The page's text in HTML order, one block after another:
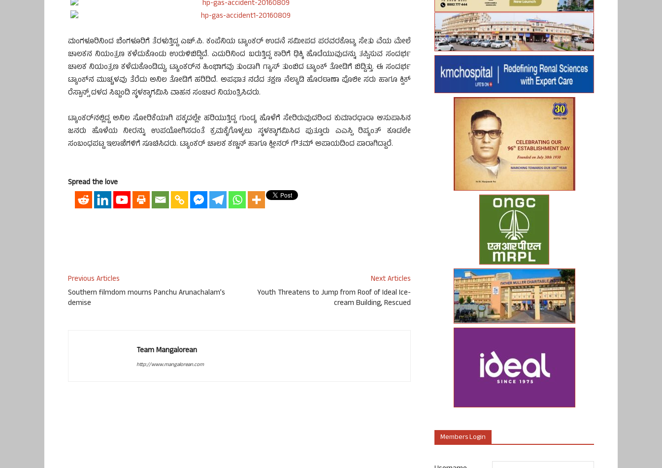
ಮಂಗಳೂರಿನಿಂದ ಬೆಂಗಳೂರಿಗೆ ತೆರಳುತ್ತಿದ್ದ ಎಚ್‌.ಪಿ. ಕಂಪೆನಿಯ ಟ್ಯಾಂಕರ್‌ ಉದನೆ ಸಮೀಪದ ಪರವರಕೊಟ್ಯ ಸೇತು ವೆಯ ಮೇಲೆ
ಚಾಲಕನ ನಿಯಂತ್ರಣ ಕಳೆದುಕೊಂಡು ಉರುಳಿಬಿದ್ದಿದೆ. ಎದುರಿನಿಂದ ಬರುತ್ತಿದ್ದ ಕಾರಿಗೆ ಢಿಕ್ಕಿ ಹೊಡೆಯುವುದನ್ನು ತಪ್ಪಿಸುವ ಸಂದರ್ಭ
ಚಾಲಕ ನಿಯಂತ್ರಣ ಕಳೆದುಕೊಂಡಿದ್ದು, ಟ್ಯಾಂಕರ್‌ನ ಹಿಂಭಾಗವು ತುಂಡಾಗಿ ಗ್ಯಾಸ್‌ ತುಂಬಿದ ಟ್ಯಾಂಕ್‌ ತೋಡಿಗೆ ಬಿದ್ದಿತ್ತು. ಈ ಸಂದರ್ಭ
ಟ್ಯಾಂಕ್‌ನ ಮುಚ್ಚಳವು ತೆರೆದು ಅನಿಲ ತೋಡಿಗೆ ಹರಿದಿದೆ. ಅಪಘಾತ ನಡೆದ ತಕ್ಷಣ ನೆಲ್ಯಾಡಿ ಹೊರಠಾಣಾ ಪೊಲೀ ಸರು ಹಾಗೂ ಕ್ವಿಕ್‌
ರೆಸ್ಪಾನ್ಸ್‌ ದಳದ ಸಿಬ್ಬಂದಿ ಸ್ಥಳಕ್ಕಾಗಮಿಸಿ ವಾಹನ ಸಂಚಾರ ನಿಯಂತ್ರಿಸಿದರು.
ಟ್ಯಾಂಕರ್‌ನಲ್ಲಿದ್ದ ಅನಿಲ ಸೋರಿಕೆಯಾಗಿ ಪಕ್ಕದಲ್ಲೇ ಹರಿಯುತ್ತಿದ್ದ ಗುಂಡ್ಯ ಹೊಳೆಗೆ ಸೇರಿರುವುದರಿಂದ ಕುಮಾರಧಾರಾ ಆಸುಪಾಸಿನ
ಜನರು ಹೊಳೆಯ ನೀರನ್ನು ಉಪಯೋಗಿಸದಂತೆ ಕ್ರಮಕೈಗೊಳ್ಳಲು ಸ್ಥಳಕ್ಕಾಗಮಿಸಿದ ಪುತ್ತೂರು ಎಎಸ್ಪಿ ರಿಷ್ಯಂತ್‌ ಕೂಡಲೇ
ಸಂಬಂಧಪಟ್ಟ ಇಲಾಖೆಗಳಿಗೆ ಸೂಚಿಸಿದರು. ಟ್ಯಾಂಕರ್‌ ಚಾಲಕ ಕಣ್ಣನ್‌ ಹಾಗೂ ಕ್ಲೀನರ್‌ ಗೌತಮ್‌ ಅಪಾಯದಿಂದ ಪಾರಾಗಿದ್ದಾರೆ.
Spread the love
Previous Articles
Southern filmdom mourns Panchu Arunachalam’s
demise
Next Articles
Youth Threatens to Jump from Roof of Ideal Ice-
cream Building, Rescued
Team Mangalorean
http://www.mangalorean.com
Members Login